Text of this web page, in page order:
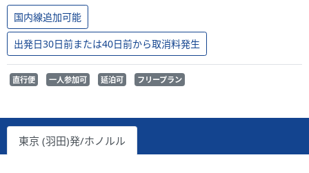
国内線追加可能
出発日30日前または40日前から取消料発生
直行便 一人参加可 延泊可 フリープラン
東京 (羽田)発/ホノルル